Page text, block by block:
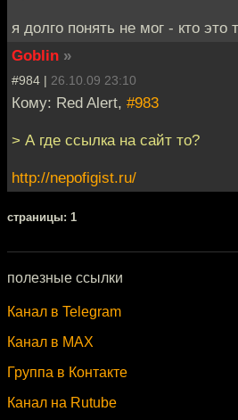
я долго понять не мог - кто это
Goblin »
#984 | 26.10.09 23:10
Кому: Red Alert, #983
> А где ссылка на сайт то?
http://nepofigist.ru/
cтраницы: 1
полезные ссылки
Канал в Telegram
Канал в MAX
Группа в Контакте
Канал на Rutube